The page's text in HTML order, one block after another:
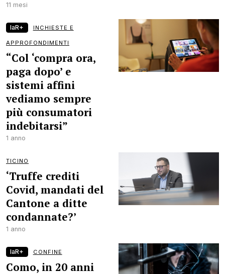
11 mesi
laR+ INCHIESTE E
APPROFONDIMENTI
“Col ‘compra ora,
paga dopo’ e
sistemi affini
vediamo sempre
più consumatori
indebitarsi”
1 anno
TICINO
‘Truffe crediti
Covid, mandati del
Cantone a ditte
condannate?’
1 anno
laR+ CONFINE
Como, in 20 anni